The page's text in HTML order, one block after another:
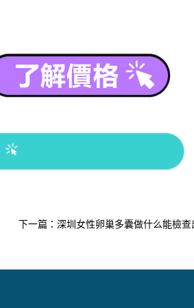
下一篇：深圳女性卵巢多囊做什么能檢查